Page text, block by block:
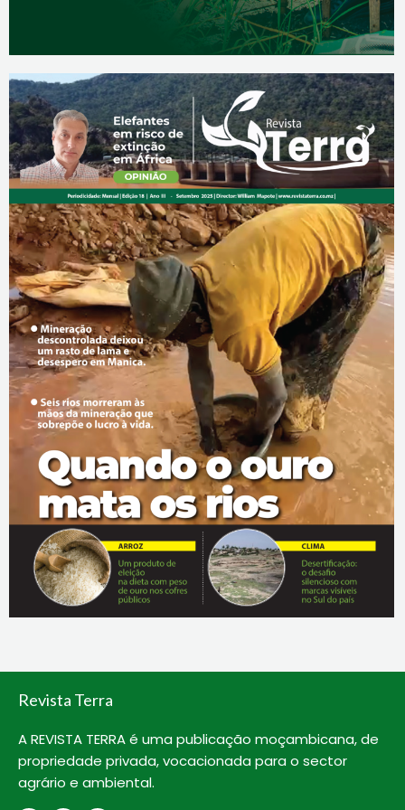
Revista Terra
A REVISTA TERRA é uma publicação moçambicana, de
propriedade privada, vocacionada para o sector
agrário e ambiental.